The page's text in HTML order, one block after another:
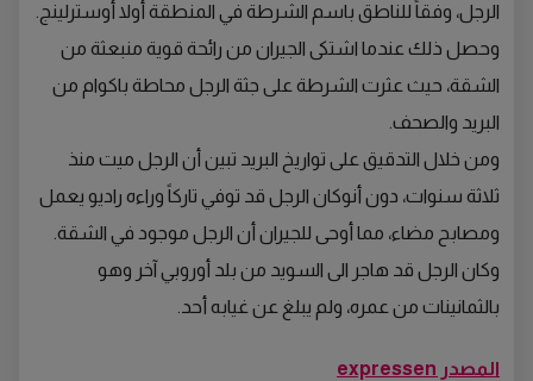
الرجل، وفقاً للناطق باسم الشرطة في المنطقة أولا أوسترلينج.
وحصل ذلك عندما اشتكى الجيران من رائحة قوية منبعثة من
الشقة، حيث عثرت الشرطة على جثة الرجل محاطة باكوام من
البريد والصحف.
ومن خلال التدقيق على تواريخ البريد تبين أن الرجل ميت منذ
ثلاثة سنوات، دون أنوكان الرجل قد توفي تاركاً وراءه راديو يعمل
ومصابح مضاء، مما أوحى للجيران أن الرجل موجود في الشقة.
وكان الرجل قد هاجر الى السويد من بلد أوروبي آخر وهو
بالثمانينات من عمره، ولم يبلغ عن غيابه أحد.
المصدر expressen